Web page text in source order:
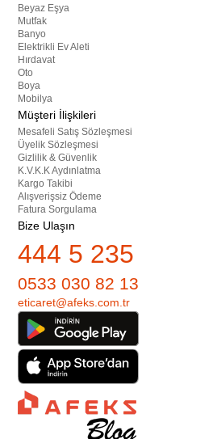
Beyaz Eşya
Mutfak
Banyo
Elektrikli Ev Aleti
Hırdavat
Oto
Boya
Mobilya
Müşteri İlişkileri
Mesafeli Satış Sözleşmesi
Üyelik Sözleşmesi
Gizlilik & Güvenlik
K.V.K.K Aydınlatma
Kargo Takibi
Alışverişsiz Ödeme
Fatura Sorgulama
Bize Ulaşın
444 5 235
0533 030 82 13
eticaret@afeks.com.tr